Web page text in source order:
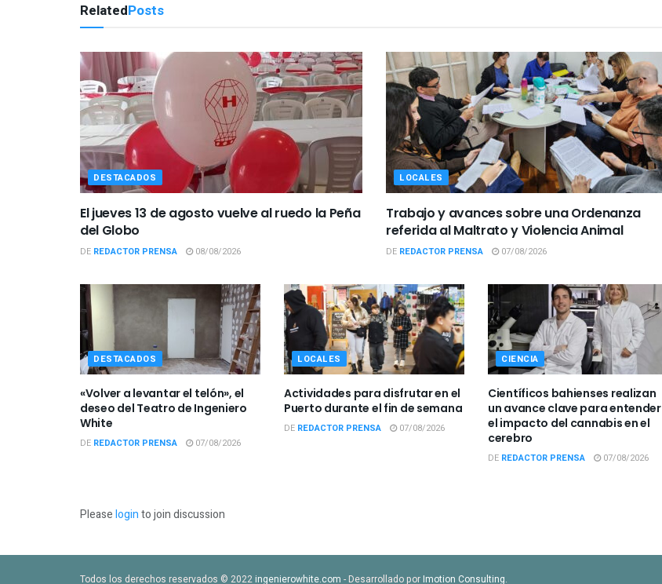
RelatedPosts
DESTACADOS
El jueves 13 de agosto vuelve al ruedo la Peña
del Globo
DE REDACTOR PRENSA 08/08/2026
LOCALES
Trabajo y avances sobre una Ordenanza
referida al Maltrato y Violencia Animal
DE REDACTOR PRENSA 07/08/2026
DESTACADOS
«Volver a levantar el telón», el
deseo del Teatro de Ingeniero
White
DE REDACTOR PRENSA 07/08/2026
LOCALES
Actividades para disfrutar en el
Puerto durante el fin de semana
DE REDACTOR PRENSA 07/08/2026
CIENCIA
Científicos bahienses realizan
un avance clave para entender
el impacto del cannabis en el
cerebro
DE REDACTOR PRENSA 07/08/2026
Pleaseloginto join discussion
Todos los derechos reservados © 2022ingenierowhite.com - Desarrollado porImotion Consulting.